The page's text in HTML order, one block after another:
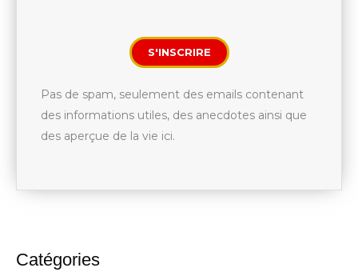
S'INSCRIRE
Pas de spam, seulement des emails contenant
des informations utiles, des anecdotes ainsi que
des aperçue de la vie ici.
Catégories